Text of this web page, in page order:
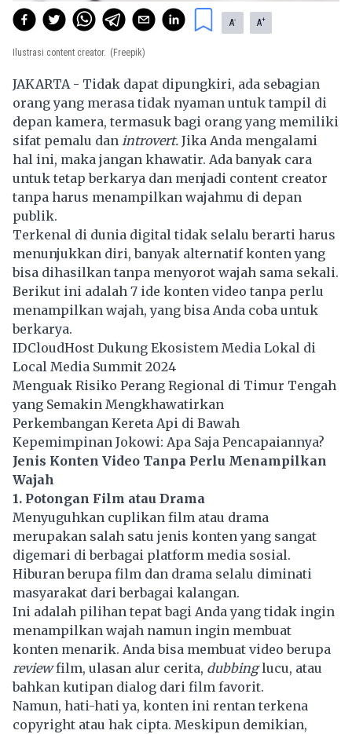
A- A+
Ilustrasi content creator. (Freepik)
JAKARTA - Tidak dapat dipungkiri, ada sebagian
orang yang merasa tidak nyaman untuk tampil di
depan kamera, termasuk bagi orang yang memiliki
sifat pemalu dan introvert. Jika Anda mengalami
hal ini, maka jangan khawatir. Ada banyak cara
untuk tetap berkarya dan menjadi content creator
tanpa harus menampilkan wajahmu di depan
publik.
Terkenal di dunia digital tidak selalu berarti harus
menunjukkan diri, banyak alternatif konten yang
bisa dihasilkan tanpa menyorot wajah sama sekali.
Berikut ini adalah 7 ide konten video tanpa perlu
menampilkan wajah, yang bisa Anda coba untuk
berkarya.
IDCloudHost Dukung Ekosistem Media Lokal di
Local Media Summit 2024
Menguak Risiko Perang Regional di Timur Tengah
yang Semakin Mengkhawatirkan
Perkembangan Kereta Api di Bawah
Kepemimpinan Jokowi: Apa Saja Pencapaiannya?
Jenis Konten Video Tanpa Perlu Menampilkan
Wajah
1. Potongan Film atau Drama
Menyuguhkan cuplikan film atau drama
merupakan salah satu jenis konten yang sangat
digemari di berbagai platform media sosial.
Hiburan berupa film dan drama selalu diminati
masyarakat dari berbagai kalangan.
Ini adalah pilihan tepat bagi Anda yang tidak ingin
menampilkan wajah namun ingin membuat
konten menarik. Anda bisa membuat video berupa
reviewfilm, ulasan alur cerita, dubbinglucu, atau
bahkan kutipan dialog dari film favorit.
Namun, hati-hati ya, konten ini rentan terkena
copyright atau hak cipta. Meskipun demikian,